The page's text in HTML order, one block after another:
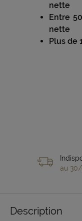
nette
Entre
nette
Plus de
au
Description